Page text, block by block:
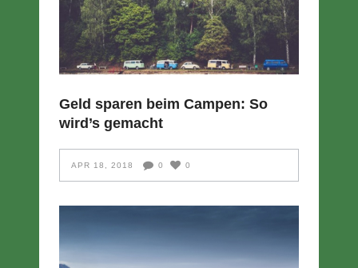
Geld sparen beim Campen: So
wird’s gemacht
APR 18, 2018 0 0